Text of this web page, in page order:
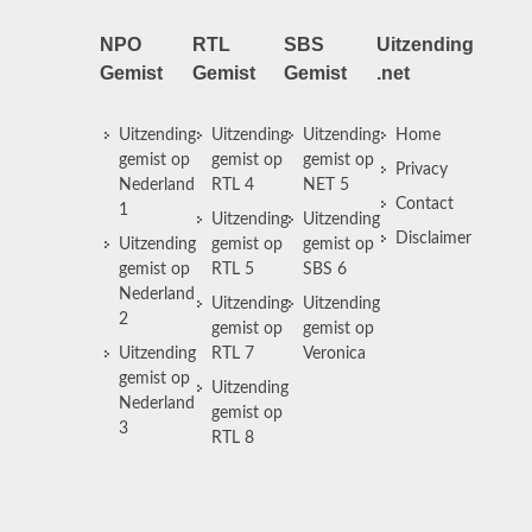
NPO
Gemist
Uitzending
gemist op
Nederland
1
Uitzending
gemist op
Nederland
2
Uitzending
gemist op
Nederland
3
RTL
Gemist
Uitzending
gemist op
RTL 4
Uitzending
gemist op
RTL 5
Uitzending
gemist op
RTL 7
Uitzending
gemist op
RTL 8
SBS
Gemist
Uitzending
gemist op
NET 5
Uitzending
gemist op
SBS 6
Uitzending
gemist op
Veronica
Uitzending
.net
Home
Privacy
Contact
Disclaimer